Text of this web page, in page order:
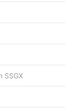
SSGX